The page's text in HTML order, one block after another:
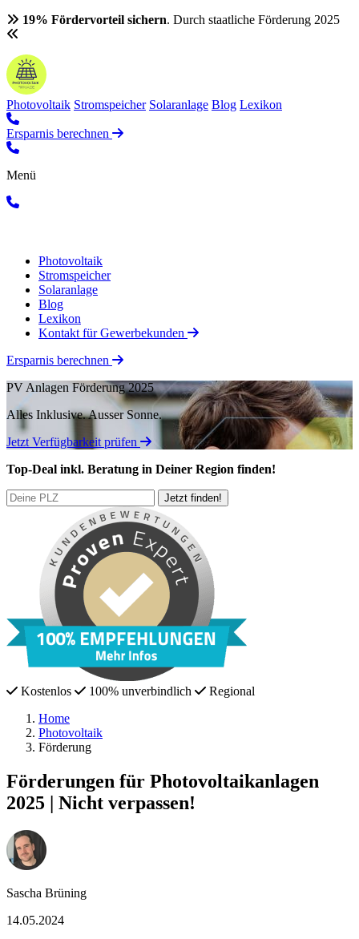
19% Fördervorteil sichern. Durch staatliche Förderung 2025
Photovoltaik Stromspeicher Solaranlage Blog Lexikon
Ersparnis berechnen
Menü
Photovoltaik
Stromspeicher
Solaranlage
Blog
Lexikon
Kontakt für Gewerbekunden
Ersparnis berechnen
PV Anlagen Förderung 2025
Alles Inklusive.Ausser Sonne.
Jetzt Verfügbarkeit prüfen
Top-Deal inkl. Beratung in Deiner Region finden!
Kostenlos 100% unverbindlich
Regional
Home
Photovoltaik
Förderung
Förderungen für Photovoltaikanlagen
2025 | Nicht verpassen!
Sascha Brüning
14.05.2024